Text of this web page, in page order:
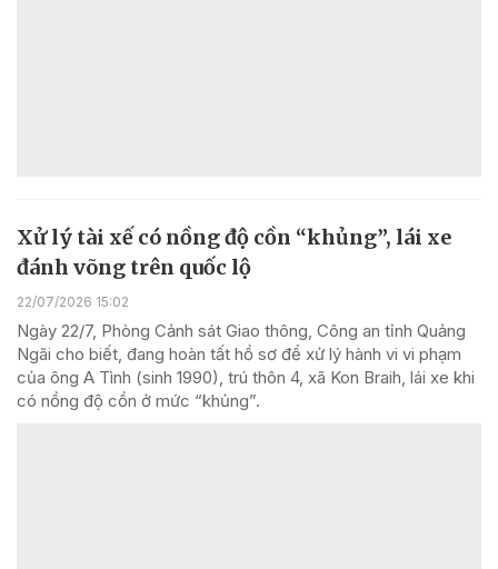
Xử lý tài xế có nồng độ cồn “khủng”, lái xe
đánh võng trên quốc lộ
22/07/2026 15:02
Ngày 22/7, Phòng Cảnh sát Giao thông, Công an tỉnh Quảng
Ngãi cho biết, đang hoàn tất hồ sơ để xử lý hành vi vi phạm
của ông A Tình (sinh 1990), trú thôn 4, xã Kon Braih, lái xe khi
có nồng độ cồn ở mức “khủng”.